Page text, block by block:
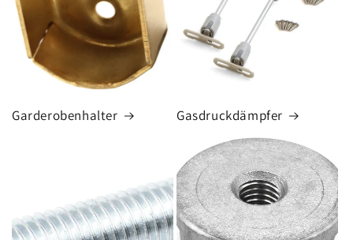
Garderobenhalter Gasdruckdämpfer